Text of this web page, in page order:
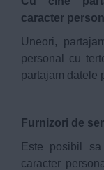
caracter
Uneori,
personal cu
partajam datele
Furnizori de
Este posibil
caracter